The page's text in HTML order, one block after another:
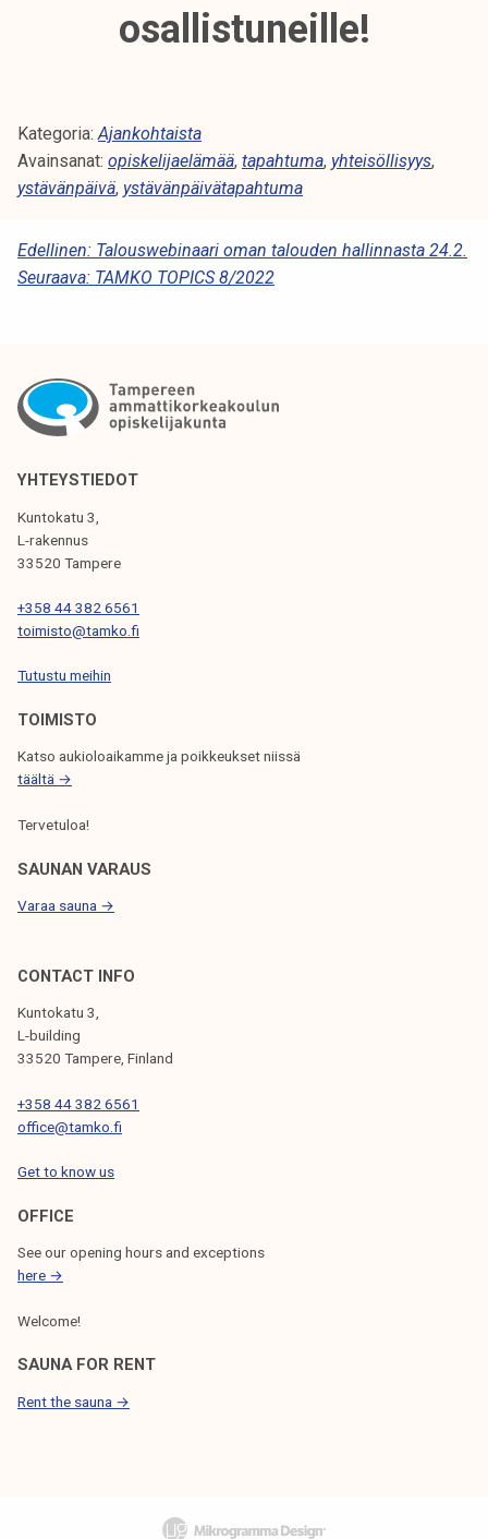
osallistuneille!
Kategoria:Ajankohtaista
Avainsanat: opiskelijaelämää, tapahtuma, yhteisöllisyys,
ystävänpäivä, ystävänpäivätapahtuma
A
R
K
K
E
L
I
E
N
S
E
L
A
U
S
Edellinen: Talouswebinaari oman talouden hallinnasta 24.2.
Seuraava: TAMKO TOPICS 8/2022
YHTEYSTIEDOT
Kuntokatu 3,
L-rakennus
33520 Tampere
+358 44 382 6561
toimisto@tamko.fi
Tutustu meihin
TOIMISTO
Katso aukioloaikamme ja poikkeukset niissä
täältä →
Tervetuloa!
SAUNAN VARAUS
Varaa sauna →
CONTACT INFO
Kuntokatu 3,
L-building
33520 Tampere, Finland
+358 44 382 6561
office@tamko.fi
Get to know us
OFFICE
See our opening hours and exceptions
here →
Welcome!
SAUNA FOR RENT
Rent the sauna →